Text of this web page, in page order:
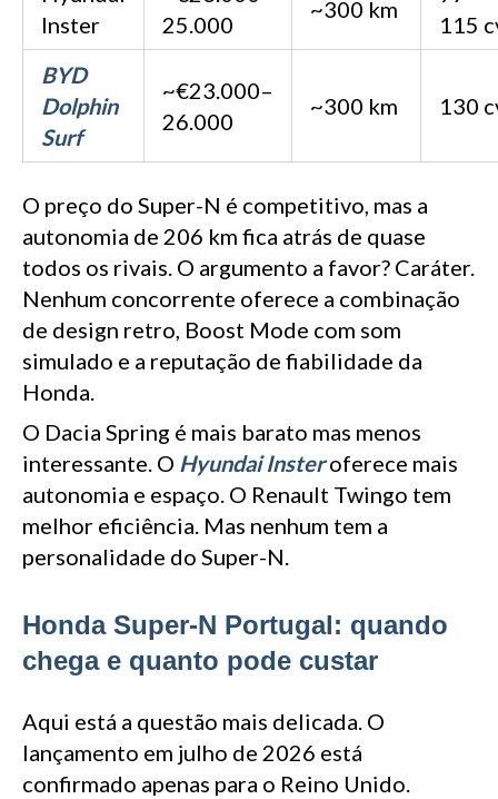
Inster
25.000
~300 km
115
BYD
Dolphin
Surf
~€23.000–
26.000
~300 km 130
O preço do Super-N é competitivo, mas a
autonomia de 206 km fica atrás de quase
todos os rivais. O argumento a favor? Caráter.
Nenhum concorrente oferece a combinação
de design retro, Boost Mode com som
simulado e a reputação de fiabilidade da
Honda.
O Dacia Spring é mais barato mas menos
interessante. O Hyundai Insteroferece mais
autonomia e espaço. O Renault Twingo tem
melhor eficiência. Mas nenhum tem a
personalidade do Super-N.
Honda Super-N Portugal: quando
chega e quanto pode custar
Aqui está a questão mais delicada. O
lançamento em julho de 2026 está
confirmado apenas para o Reino Unido.